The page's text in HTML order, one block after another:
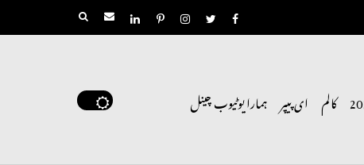
کالم ای پیپر ہمارا یوٹیوب چینل